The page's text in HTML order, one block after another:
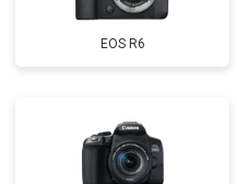
EOS R6